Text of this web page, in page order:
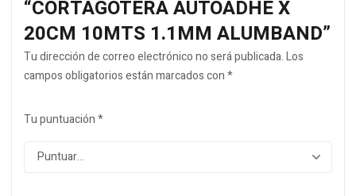
“CORTAGOTERA AUTOADHE X
20CM 10MTS 1.1MM ALUMBAND”
Tu dirección de correo electrónico no será publicada.Los
campos obligatorios están marcados con*
Tu puntuación*